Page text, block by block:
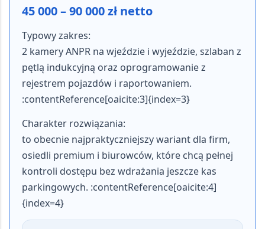
45 000 – 90 000 zł netto
Typowy zakres:
2 kamery ANPR na wjeździe i wyjeździe, szlaban z
pętlą indukcyjną oraz oprogramowanie z
rejestrem pojazdów i raportowaniem.
:contentReference[oaicite:3]{index=3}
Charakter rozwiązania:
to obecnie najpraktyczniejszy wariant dla firm,
osiedli premium i biurowców, które chcą pełnej
kontroli dostępu bez wdrażania jeszcze kas
parkingowych. :contentReference[oaicite:4]
{index=4}